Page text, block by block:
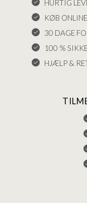
HURTIG
KØB
30 DAGE
100 %
HJÆLP &